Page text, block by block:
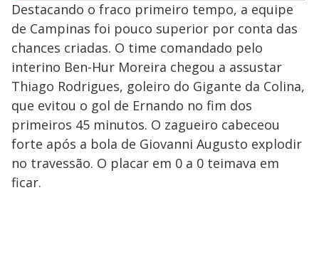
Destacando o fraco primeiro tempo, a equipe
de Campinas foi pouco superior por conta das
chances criadas. O time comandado pelo
interino Ben-Hur Moreira chegou a assustar
Thiago Rodrigues, goleiro do Gigante da Colina,
que evitou o gol de Ernando no fim dos
primeiros 45 minutos. O zagueiro cabeceou
forte após a bola de Giovanni Augusto explodir
no travessão. O placar em 0 a 0 teimava em
ficar.